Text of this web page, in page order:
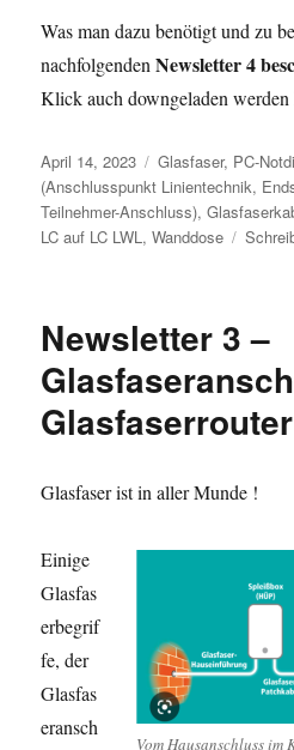
Was man dazu benötigt und zu
nachfolgendenNewsletter 4
Klick auch downgeladen
Veröffentlicht
am
April 14, 2023 Kategorien
Glasfaser, PC-
(Anschlusspunkt Linientechnik,
Teilnehmer-Anschluss),
LC auf LC LWL ,Wanddose
Newsletter 3 –
Glasfaserrouter
Glasfaser ist in aller Munde !
Vom Hausanschluss im
Einige
Glasfas
erbegrif
fe, der
Glasfas
eransch